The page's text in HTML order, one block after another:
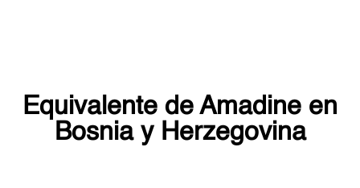
Equivalente de Amadine en
Bosnia y Herzegovina